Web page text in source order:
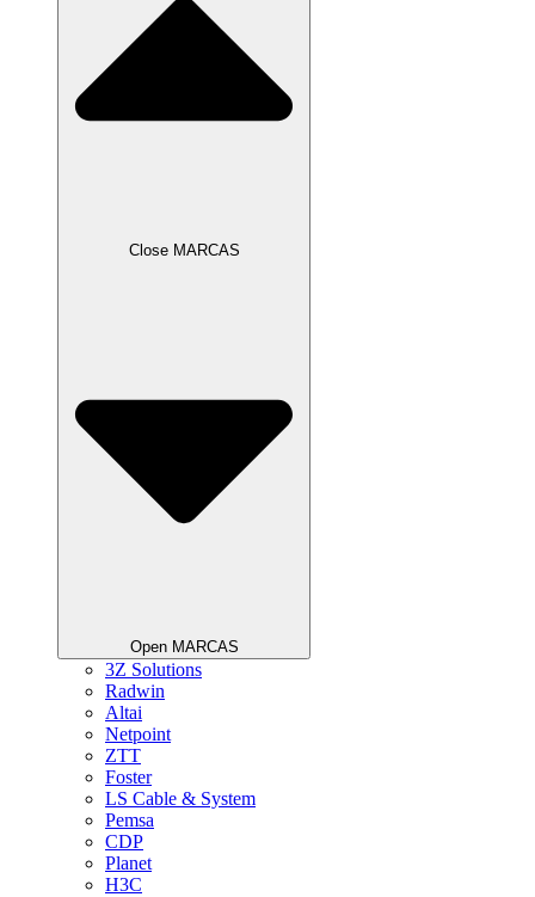
Close MARCAS
Open MARCAS
3Z Solutions
Radwin
Altai
Netpoint
ZTT
Foster
LS Cable & System
Pemsa
CDP
Planet
H3C